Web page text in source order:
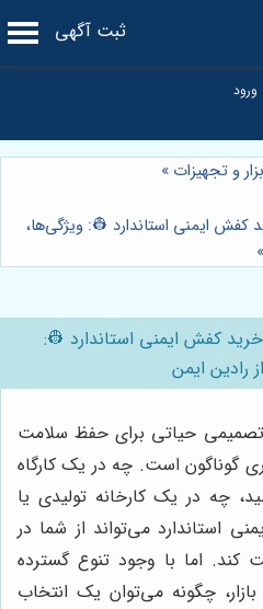
ثبت آگهی
و تجهیزات »
کفش ایمنی استاندارد 👷: ویژگی‌ها،
»
کفش ایمنی استاندارد 👷:
رادین ایمن
حیاتی برای حفظ سلامت
گوناگون است. چه در یک کارگاه
چه در یک کارخانه تولیدی یا
استاندارد می‌تواند از شما در
کند. اما با وجود تنوع گسترده
چگونه می‌توان یک انتخاب